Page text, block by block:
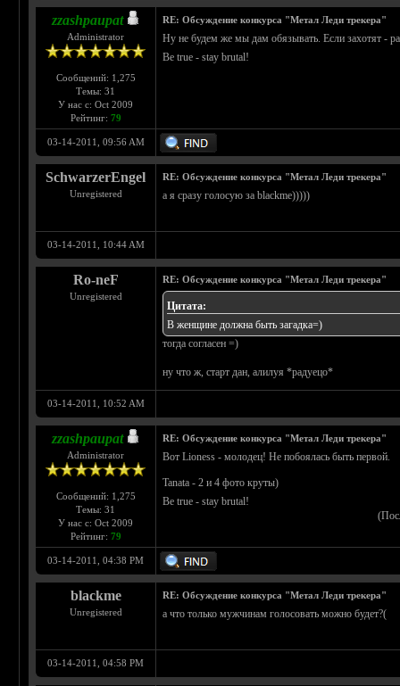
zzashpaupat
Administrator
Сообщений: 1,275
Темы: 31
У нас с: Oct 2009
Рейтинг: 79
RE: Обсуждение конкурса "Метал Леди трекера"
Ну не будем же мы дам обязывать. Если захотят -
Be true - stay brutal!
03-14-2011, 09:56 AM
SchwarzerEngel
Unregistered
RE: Обсуждение конкурса "Метал Леди трекера"
а я сразу голосую за blackme)))))
03-14-2011, 10:44 AM
Ro-neF
Unregistered
RE: Обсуждение конкурса "Метал Леди трекера"
Цитата:
В женщине должна быть загадка=)
тогда согласен =)
ну что ж, старт дан, алилуя *радуецо*
03-14-2011, 10:52 AM
zzashpaupat
Administrator
Сообщений: 1,275
Темы: 31
У нас с: Oct 2009
Рейтинг: 79
RE: Обсуждение конкурса "Метал Леди трекера"
Вот Lioness - молодец! Не побоялась быть первой.
Tanata - 2 и 4 фото круты)
Be true - stay brutal!
03-14-2011, 04:38 PM
blackme
Unregistered
RE: Обсуждение конкурса "Метал Леди трекера"
а что только мужчинам голосовать можно будет?(
03-14-2011, 04:58 PM